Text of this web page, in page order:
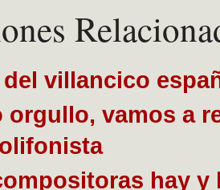
villancico
orgullo, vamos a
hay y